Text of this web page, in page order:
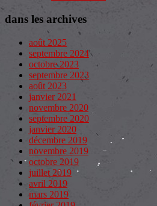
dans les archives
août 2025
septembre 2024
octobre 2023
septembre 2023
août 2023
janvier 2021
novembre 2020
septembre 2020
janvier 2020
décembre 2019
novembre 2019
octobre 2019
juillet 2019
avril 2019
mars 2019